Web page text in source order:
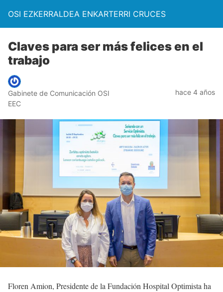
OSI EZKERRALDEA ENKARTERRI CRUCES
Claves para ser más felices en el
trabajo
Gabinete de Comunicación OSI
EEC
hace 4 años
Floren Amion, Presidente de la Fundación Hospital Optimista ha